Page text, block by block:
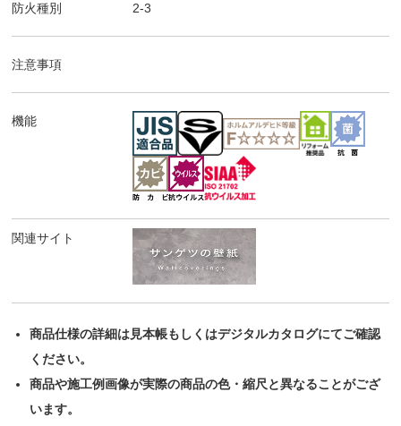
防火種別 2-3
注意事項
機能
関連サイト
商品仕様の詳細は見本帳もしくはデジタルカタログにてご確認
ください。
商品や施工例画像が実際の商品の色・縮尺と異なることがござ
います。